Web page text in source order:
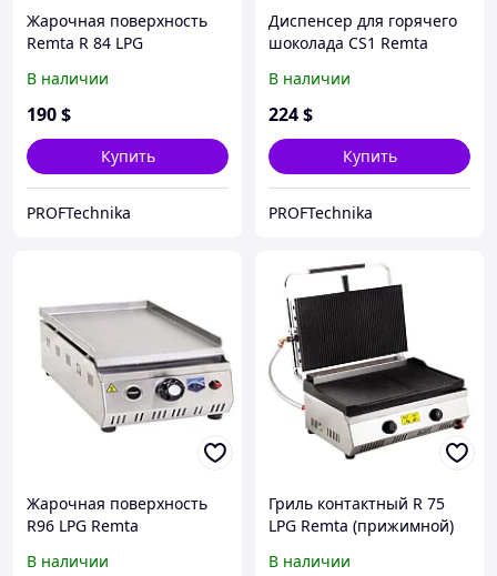
Жарочная поверхность
Remta R 84 LPG
В наличии
190$
Купить
PROFTechnika
Диспенсер для горячего
шоколада CS1 Remta
В наличии
224$
Купить
PROFTechnika
Жарочная поверхность
R96 LPG Remta
В наличии
Гриль контактный R 75
LPG Remta (прижимной)
В наличии